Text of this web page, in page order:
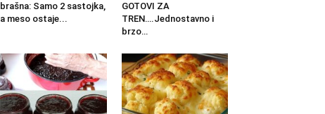
brašna: Samo 2 sastojka,
a meso ostaje...
GOTOVI ZA
TREN….Jednostavno i
brzo…